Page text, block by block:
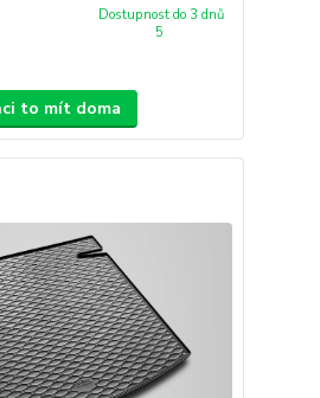
Dostupnost do 3 dnů
5
to mít doma